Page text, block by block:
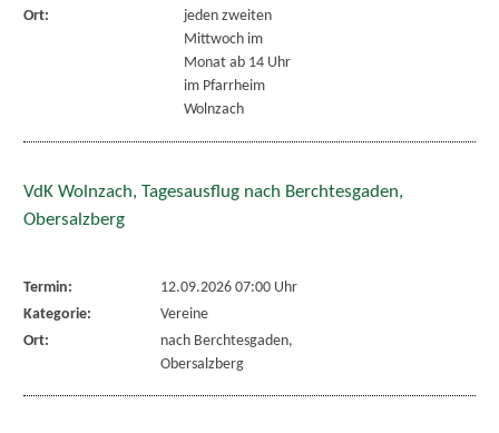
Ort:
jeden zweiten
Mittwoch im
Monat ab 14 Uhr
im Pfarrheim
Wolnzach
VdK Wolnzach, Tagesausflug nach Berchtesgaden,
Obersalzberg
Termin:
12.09.2026 07:00 Uhr
Kategorie:
Vereine
Ort:
nach Berchtesgaden,
Obersalzberg